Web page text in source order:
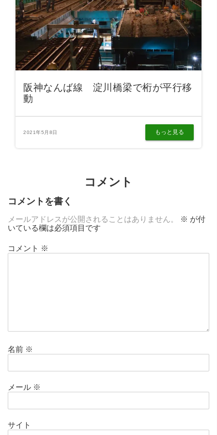
阪神なんば線 淀川橋梁で桁が平行移
動
2021年5月8日 もっと見る
コメント
コメントを書く
メールアドレスが公開されることはありません。 ※ が付
いている欄は必須項目です
コメント ※
名前 ※
メール ※
サイト